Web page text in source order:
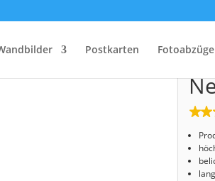
Postkarten Fotoabzüge
Start/Shop/Fotoabzug/ Fotoabzug (00229)